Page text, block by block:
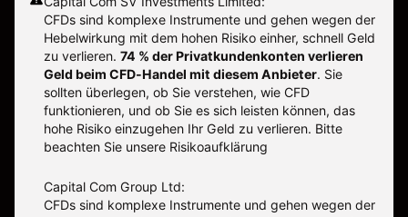
CFDs sind komplexe Instrumente und gehen wegen der
Hebelwirkung mit dem hohen Risiko einher, schnell Geld
zu verlieren. 74 % der Privatkundenkonten verlieren
Geld beim CFD-Handel mit diesem Anbieter. Sie
sollten überlegen, ob Sie verstehen, wie CFD
funktionieren, und ob Sie es sich leisten können, das
hohe Risiko einzugehen Ihr Geld zu verlieren. Bitte
beachten Sie unsere Risikoaufklärung
Capital Com Group Ltd:
CFDs sind komplexe Instrumente und gehen wegen der